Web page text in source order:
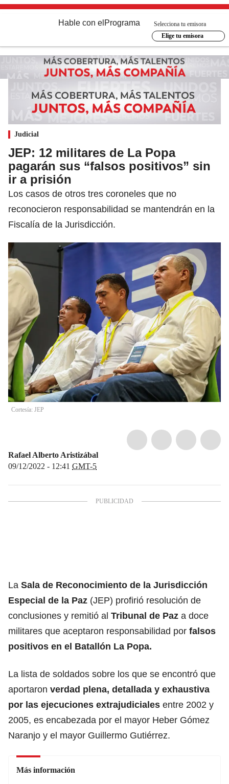
Hable con el Programa
Selecciona tu emisora
Elige tu emisora
Judicial
JEP: 12 militares de La Popa
pagarán sus “falsos positivos” sin
ir a prisión
Los casos de otros tres coroneles que no
reconocieron responsabilidad se mantendrán en la
Fiscalía de la Jurisdicción.
Cortesía: JEP
Rafael Alberto Aristizábal
09/12/2022 - 12:41 GMT-5
La Sala de Reconocimiento de la Jurisdicción
Especial de la Paz (JEP) profirió resolución de
conclusiones y remitió al Tribunal de Paz a doce
militares que aceptaron responsabilidad por falsos
positivos en el Batallón La Popa.
La lista de soldados sobre los que se encontró que
aportaron verdad plena, detallada y exhaustiva
por las ejecuciones extrajudiciales entre 2002 y
2005, es encabezada por el mayor Heber Gómez
Naranjo y el mayor Guillermo Gutiérrez.
Más información